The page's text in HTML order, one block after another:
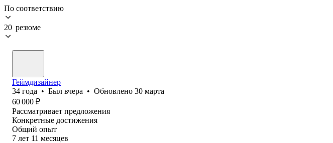
По соответствию
20 резюме
Геймдизайнер
34 года • Был вчера • Обновлено 30 марта
60 000 ₽
Рассматривает предложения
Конкретные достижения
Общий опыт
7 лет 11 месяцев